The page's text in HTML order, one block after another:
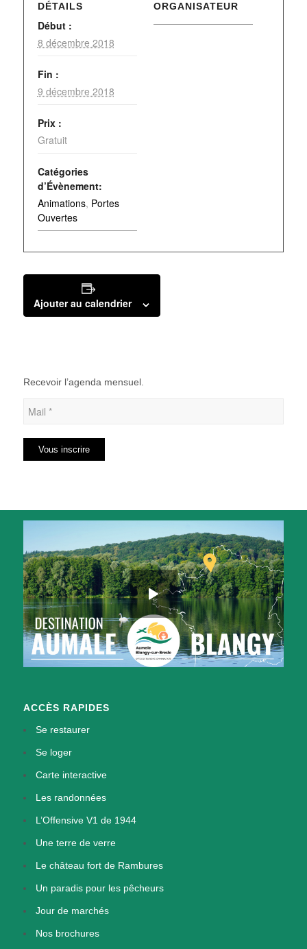
DÉTAILS
Début :
8 décembre 2018
Fin :
9 décembre 2018
Prix :
Gratuit
Catégories
d’Évènement:
Animations, Portes
Ouvertes
ORGANISATEUR
Ajouter au calendrier
Recevoir l’agenda mensuel.
ACCÈS RAPIDES
Se restaurer
Se loger
Carte interactive
Les randonnées
L’Offensive V1 de 1944
Une terre de verre
Le château fort de Rambures
Un paradis pour les pêcheurs
Jour de marchés
Nos brochures